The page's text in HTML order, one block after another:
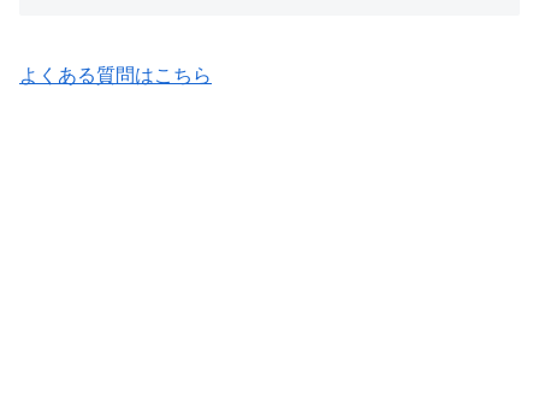
よくある質問はこちら